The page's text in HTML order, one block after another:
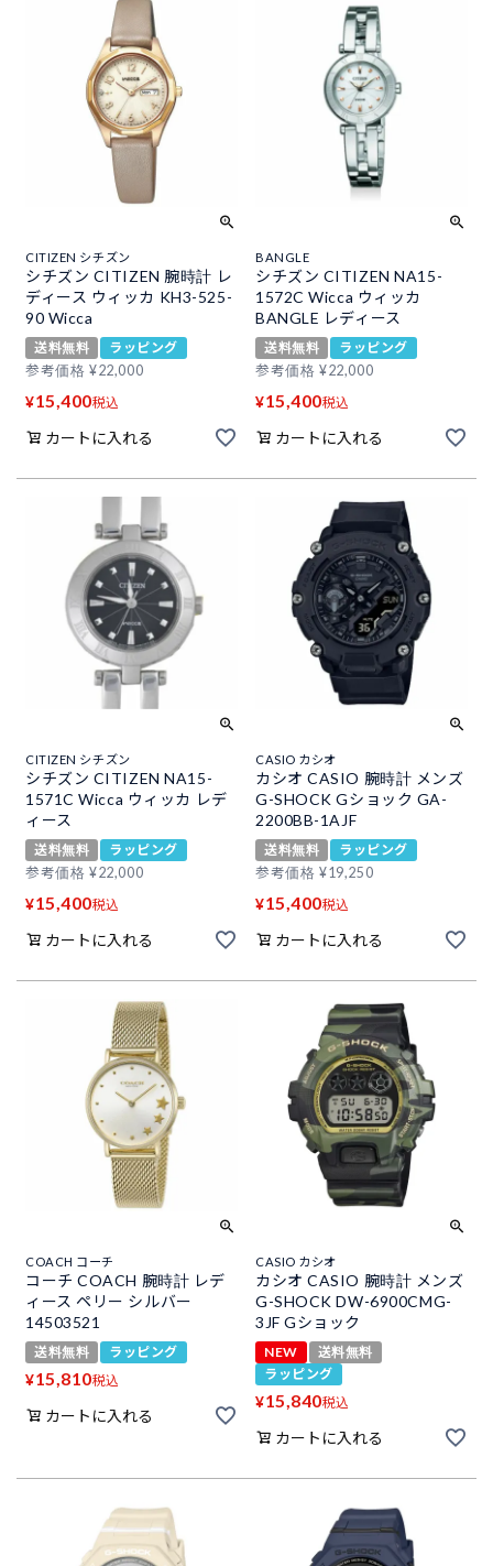
CITIZEN シチズン
シチズン CITIZEN 腕時計 レ
ディース ウィッカ KH3-525-
90 Wicca
送料無料
ラッピング
参考価格 ¥22,000
¥15,400税込
カートに入れる
BANGLE
シチズン CITIZEN NA15-
1572C Wicca ウィッカ
BANGLE レディース
送料無料
ラッピング
参考価格 ¥22,000
¥15,400税込
カートに入れる
CITIZEN シチズン
シチズン CITIZEN NA15-
1571C Wicca ウィッカ レデ
ィース
送料無料
ラッピング
参考価格 ¥22,000
¥15,400税込
カートに入れる
CASIO カシオ
カシオ CASIO 腕時計 メンズ
G-SHOCK Gショック GA-
2200BB-1AJF
送料無料
ラッピング
参考価格 ¥19,250
¥15,400税込
カートに入れる
COACH コーチ
コーチ COACH 腕時計 レデ
ィース ペリー シルバー
14503521
送料無料 ラッピング
¥15,810税込
カートに入れる
CASIO カシオ
カシオ CASIO 腕時計 メンズ
G-SHOCK DW-6900CMG-
3JF Gショック
NEW
送料無料
ラッピング
¥15,840税込
カートに入れる